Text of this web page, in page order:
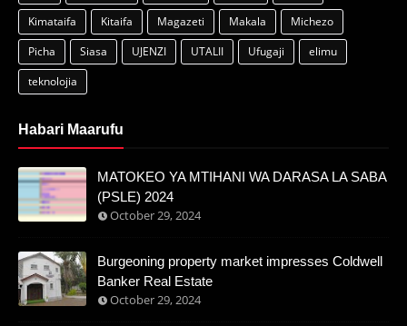
Kimataifa
Kitaifa Magazeti Makala
Michezo
Picha
Siasa UJENZI UTALII Ufugaji
elimu
teknolojia
Habari Maarufu
MATOKEO YA MTIHANI WA DARASA LA SABA
(PSLE) 2024
October 29, 2024
Burgeoning property market impresses Coldwell
Banker Real Estate
October 29, 2024